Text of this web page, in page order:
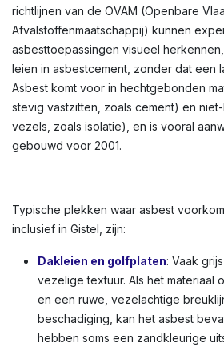
richtlijnen van de OVAM (Openbare
Afvalstoffenmaatschappij) kunnen
asbesttoepassingen visueel
leien in asbestcement, zonder dat een
Asbest komt voor in hechtgebonden
stevig vastzitten, zoals cement) en
vezels, zoals isolatie), en is vooral
gebouwd voor 2001.
Typische plekken waar asbest
inclusief in Gistel, zijn:
Dakleien en golfplaten: Vaak
vezelige textuur. Als het materiaal
en een ruwe, vezelachtige
beschadiging, kan het asbest
hebben soms een zandkleurige